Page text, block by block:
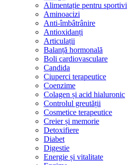
Alimentație pentru sportivi
Aminoacizi
Anti-îmbâtrânire
Antioxidanți
Articulații
Balanță hormonală
Boli cardiovasculare
Candida
Ciuperci terapeutice
Coenzime
Colagen și acid hialuronic
Controlul greutății
Cosmetice terapeutice
Creier și memorie
Detoxifiere
Diabet
Digestie
Energie și vitalitate